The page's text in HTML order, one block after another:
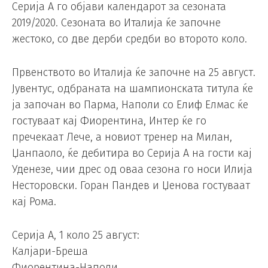
Серија А го објави календарот за сезоната
2019/2020. Сезоната во Италија ќе започне
жестоко, со две дерби средби во второто коло.
Првенството во Италија ќе започне на 25 август.
Јувентус, одбраната на шампионската титула ќе
ја започан во Парма, Наполи со Елиф Елмас ќе
гостуваат кај Фиорентина, Интер ќе го
пречекаат Лече, а новиот тренер на Милан,
Џанпаоло, ќе дебитира во Серија А на гости кај
Уденезе, чии дрес од оваа сезона го носи Илија
Несторовски. Горан Пандев и Џенова гостуваат
кај Рома.
Серија А, 1 коло 25 август:
Калјари-Бреша